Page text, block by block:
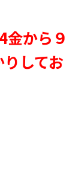
金から９
してお